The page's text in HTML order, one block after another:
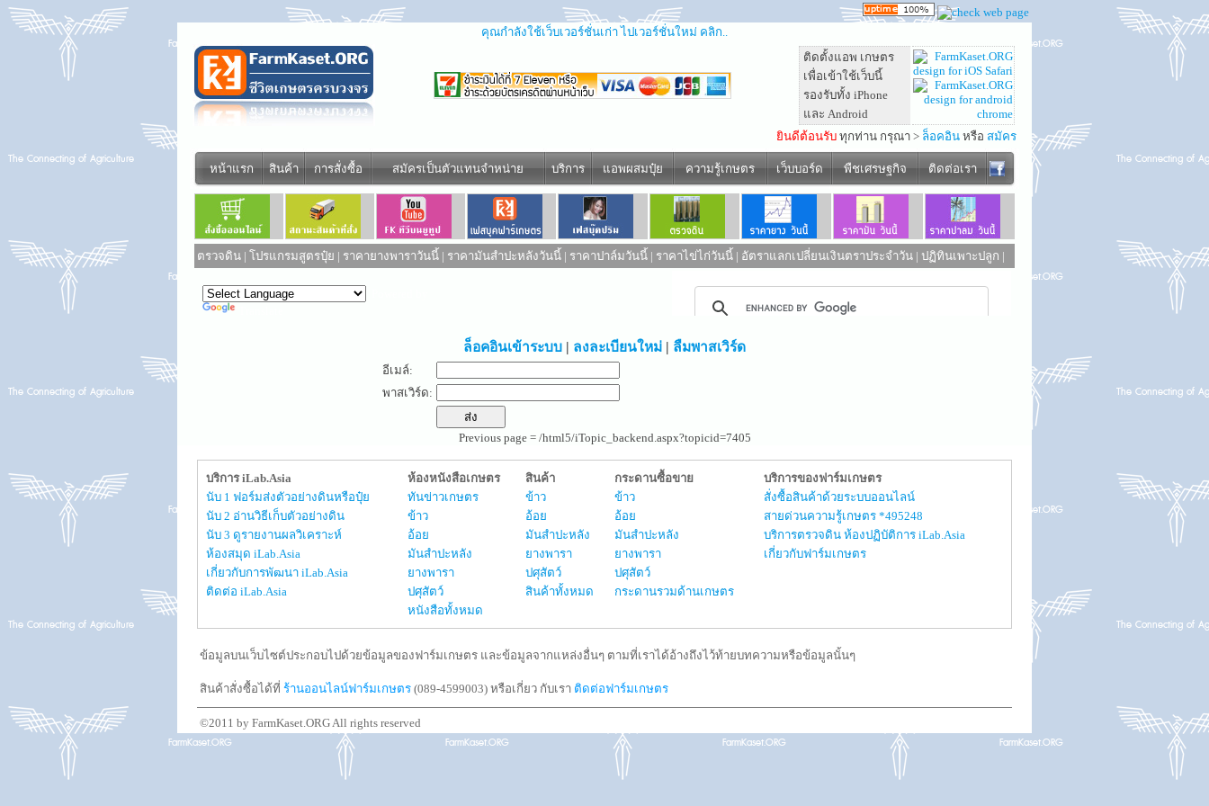
คุณกำลังใช้เว็บเวอร์ชั่นเก่า ไปเวอร์ชั่นใหม่ คลิก..
ติดตั้งแอพ เกษตร
เพื่อเข้าใช้เว็บนี้
รองรับทั้ง iPhone
และ Android
ยินดีต้อนรับ ทุกท่าน กรุณา > ล็อคอิน หรือ สมัคร
หน้าแรก สินค้า การสั่งซื้อ สมัครเป็นตัวแทนจำหน่าย บริการ แอพผสมปุ๋ย ความรู้เกษตร เว็บบอร์ด พืชเศรษฐกิจ ติดต่อเรา
ตรวจดิน | โปรแกรมสูตรปุ๋ย | ราคายางพาราวันนี้ | ราคามันสำปะหลังวันนี้ | ราคาปาล์มวันนี้ | ราคาไข่ไก่วันนี้ | อัตราแลกเปลี่ยนเงินตราประจำวัน | ปฏิทินเพาะปลูก |
ล็อคอินเข้าระบบ | ลงละเบียนใหม่ | ลืมพาสเวิร์ด
อีเมล์:
พาสเวิร์ด:
Previous page = /html5/iTopic_backend.aspx?topicid=7405
บริการ iLab.Asia
นับ 1 ฟอร์มส่งตัวอย่างดินหรือปุ๋ย
นับ 2 อ่านวิธีเก็บตัวอย่างดิน
นับ 3 ดูรายงานผลวิเคราะห์
ห้องสมุด iLab.Asia
เกี่ยวกับการพัฒนา iLab.Asia
ติดต่อ iLab.Asia
ห้องหนังสือเกษตร
ทันข่าวเกษตร
ข้าว
อ้อย
มันสำปะหลัง
ยางพารา
ปศุสัตว์
หนังสือทั้งหมด
สินค้า
ข้าว
อ้อย
มันสำปะหลัง
ยางพารา
ปศุสัตว์
สินค้าทั้งหมด
กระดานซื้อขาย
ข้าว
อ้อย
มันสำปะหลัง
ยางพารา
ปศุสัตว์
กระดานรวมด้านเกษตร
บริการของฟาร์มเกษตร
สั่งซื้อสินค้าด้วยระบบออนไลน์
สายด่วนความรู้เกษตร *495248
บริการตรวจดิน ห้องปฏิบัติการ iLab.Asia
เกี่ยวกับฟาร์มเกษตร
ข้อมูลบนเว็บไซต์ประกอบไปด้วยข้อมูลของฟาร์มเกษตร และข้อมูลจากแหล่งอื่นๆ ตามที่เราได้อ้างถึงไว้ท้ายบทความหรือข้อมูลนั้นๆ
สินค้าสั่งซื้อได้ที่ ร้านออนไลน์ฟาร์มเกษตร (089-4599003) หรือเกี่ยว กับเรา ติดต่อฟาร์มเกษตร
©2011 by FarmKaset.ORG All rights reserved